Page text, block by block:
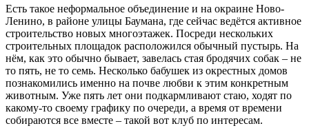
Есть такое неформальное объединение и на окраине Ново-
Ленино, в районе улицы Баумана, где сейчас ведётся активное
строительство новых многоэтажек. Посреди нескольких
строительных площадок расположился обычный пустырь. На
нём, как это обычно бывает, завелась стая бродячих собак – не
то пять, не то семь. Несколько бабушек из окрестных домов
познакомились именно на почве любви к этим конкретным
животным. Уже пять лет они подкармливают стаю, ходят по
какому-то своему графику по очереди, а время от времени
собираются все вместе – такой вот клуб по интересам.